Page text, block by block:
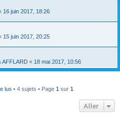
16 juin 2017, 18:26
15 juin 2017, 20:25
AFFLARD « 18 mai 2017, 10:56
lus • 4 sujets • Page 1 sur 1
Aller